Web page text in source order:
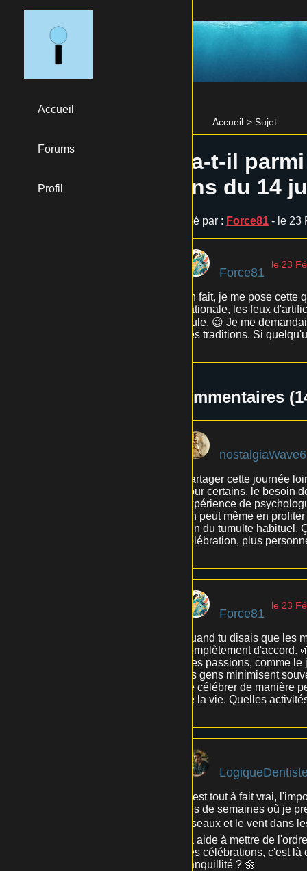
Accueil > Sujet
Accueil
Forums
Profil
Y a-t-il
fans du 14
Posté par : Force81 - le 23
Force81
le 23
En fait, je me pose
nationale, les feux
foule. 😉 Je me
des traditions. Si
Commentaires
Partager cette journée
pour certains, le besoin
expérience de
On peut même en
loin du tumulte habituel.
célébration, plus
Force81
le 23
Quand tu disais que les
complètement d'accord.
mes passions, comme
les gens minimisent
de célébrer de manière
de la vie. Quelles
C'est tout à fait vrai,
fins de semaines où je
oiseaux et le vent dans
ça aide à mettre de
des célébrations, c'est
tranquillité ? 🌼